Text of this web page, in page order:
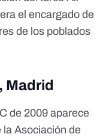
el encargado de
de los poblados
Madrid
de 2009 aparece
Asociación de